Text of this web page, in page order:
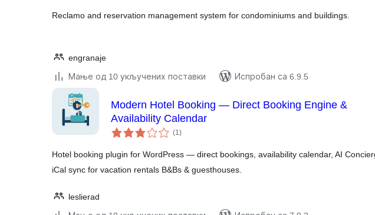
Reclamo and reservation management system for condominiums and buildings.
engranaje
Мање од 10 укључених поставки
Испробан са 6.9.5
Modern Hotel Booking — Direct Booking Engine &
Availability Calendar
(1укупних
оцена
)
Hotel booking plugin for WordPress — direct bookings, availability calendar, AI
iCal sync for vacation rentals B&Bs & guesthouses.
leslierad